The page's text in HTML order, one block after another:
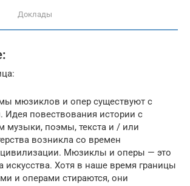
Доклады
мюзиклов и опер существуют с
Идея повествования истории с
музыки, поэмы, текста и / или
возникла со времен
Мюзиклы и оперы — это
искусства. Хотя в наше время границы
и операми стираются, они